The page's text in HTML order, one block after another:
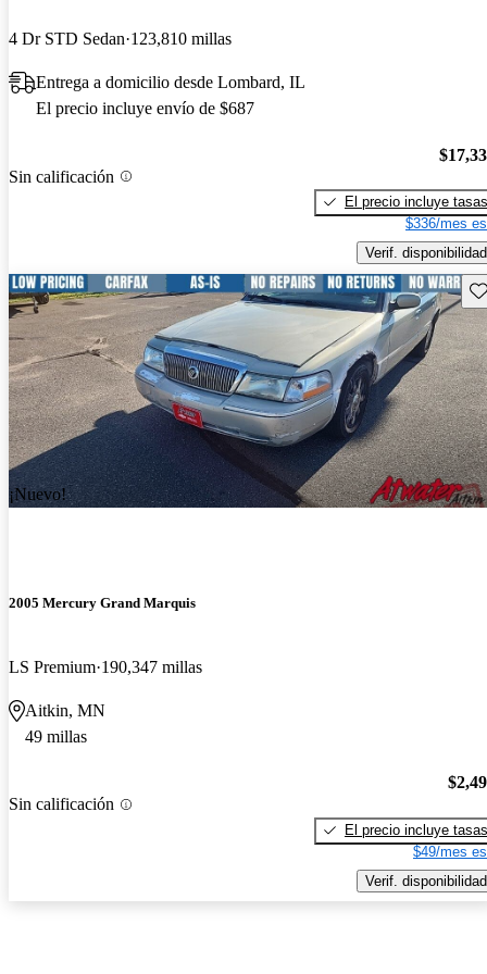
4 Dr STD Sedan 123,810 millas
Entrega a domicilio desde Lombard, IL
El precio incluye envío de $687
Sin calificación
El precio incluye tasas
$336/mes
Verif. disponibilidad
¡Nuevo!
2005 Mercury Grand Marquis
LS Premium 190,347 millas
Aitkin, MN
49 millas
Sin calificación
El precio incluye tasas
$49/mes
Verif. disponibilidad